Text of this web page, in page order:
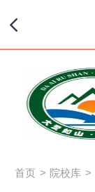
首页 院校库